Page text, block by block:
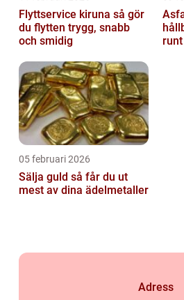
Flyttservice kiruna så gör
du flytten trygg, snabb
och smidig
05 februari 2026
Sälja guld så får du ut
mest av dina ädelmetaller
Adress